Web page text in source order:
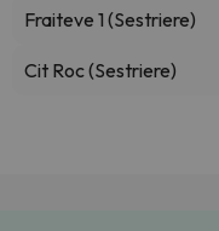
Fraiteve 1 (Sestriere)
Cit Roc (Sestriere)